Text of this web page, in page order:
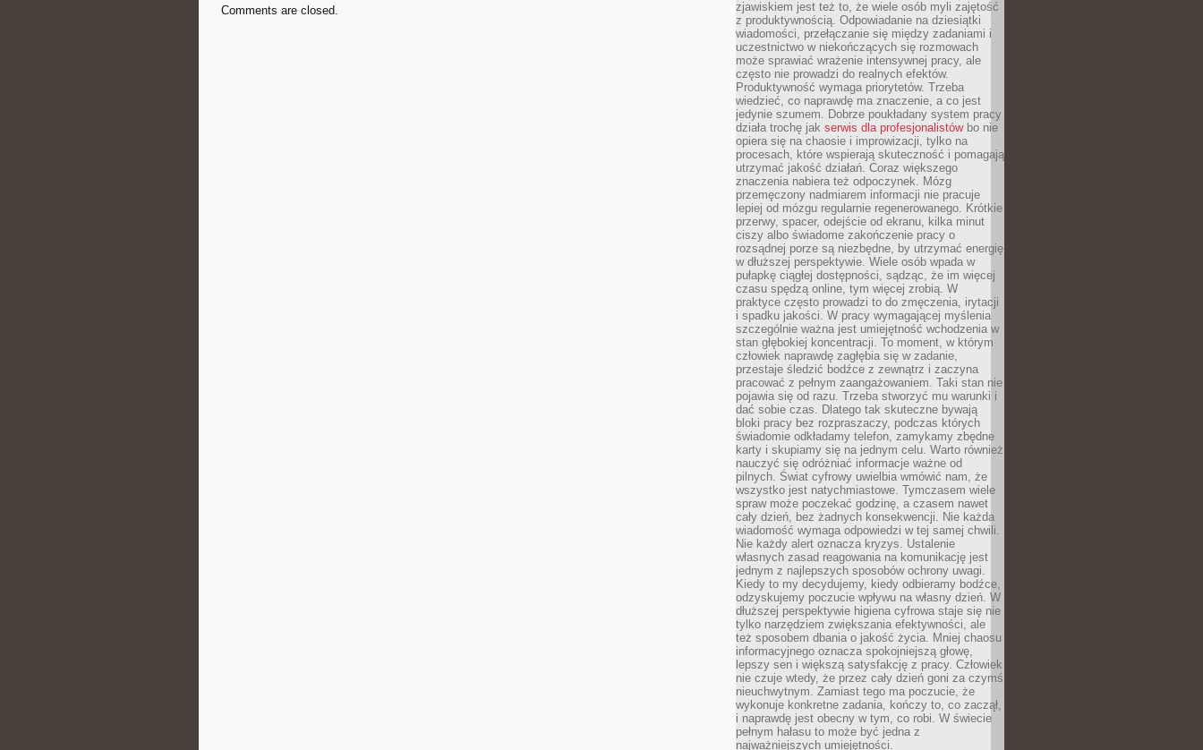
Comments are closed.
zjawiskiem jest też to, że wiele osób myli zajętość
z produktywnością. Odpowiadanie na dziesiątki
wiadomości, przełączanie się między zadaniami i
uczestnictwo w niekończących się rozmowach
może sprawiać wrażenie intensywnej pracy, ale
często nie prowadzi do realnych efektów.
Produktywność wymaga priorytetów. Trzeba
wiedzieć, co naprawdę ma znaczenie, a co jest
jedynie szumem. Dobrze poukładany system pracy
działa trochę jak serwis dla profesjonalistówbo nie
opiera się na chaosie i improwizacji, tylko na
procesach, które wspierają skuteczność i pomagają
utrzymać jakość działań. Coraz większego
znaczenia nabiera też odpoczynek. Mózg
przemęczony nadmiarem informacji nie pracuje
lepiej od mózgu regularnie regenerowanego. Krótkie
przerwy, spacer, odejście od ekranu, kilka minut
ciszy albo świadome zakończenie pracy o
rozsądnej porze są niezbędne, by utrzymać energię
w dłuższej perspektywie. Wiele osób wpada w
pułapkę ciągłej dostępności, sądząc, że im więcej
czasu spędzą online, tym więcej zrobią. W
praktyce często prowadzi to do zmęczenia, irytacji
i spadku jakości. W pracy wymagającej myślenia
szczególnie ważna jest umiejętność wchodzenia w
stan głębokiej koncentracji. To moment, w którym
człowiek naprawdę zagłębia się w zadanie,
przestaje śledzić bodźce z zewnątrz i zaczyna
pracować z pełnym zaangażowaniem. Taki stan nie
pojawia się od razu. Trzeba stworzyć mu warunki i
dać sobie czas. Dlatego tak skuteczne bywają
bloki pracy bez rozpraszaczy, podczas których
świadomie odkładamy telefon, zamykamy zbędne
karty i skupiamy się na jednym celu. Warto również
nauczyć się odróżniać informacje ważne od
pilnych. Świat cyfrowy uwielbia wmówić nam, że
wszystko jest natychmiastowe. Tymczasem wiele
spraw może poczekać godzinę, a czasem nawet
cały dzień, bez żadnych konsekwencji. Nie każda
wiadomość wymaga odpowiedzi w tej samej chwili.
Nie każdy alert oznacza kryzys. Ustalenie
własnych zasad reagowania na komunikację jest
jednym z najlepszych sposobów ochrony uwagi.
Kiedy to my decydujemy, kiedy odbieramy bodźce,
odzyskujemy poczucie wpływu na własny dzień. W
dłuższej perspektywie higiena cyfrowa staje się nie
tylko narzędziem zwiększania efektywności, ale
też sposobem dbania o jakość życia. Mniej chaosu
informacyjnego oznacza spokojniejszą głowę,
lepszy sen i większą satysfakcję z pracy. Człowiek
nie czuje wtedy, że przez cały dzień goni za czymś
nieuchwytnym. Zamiast tego ma poczucie, że
wykonuje konkretne zadania, kończy to, co zaczął,
i naprawdę jest obecny w tym, co robi. W świecie
pełnym hałasu to może być jedna z
najważniejszych umiejętności.